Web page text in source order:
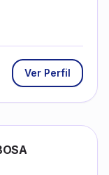
Ver Perfil